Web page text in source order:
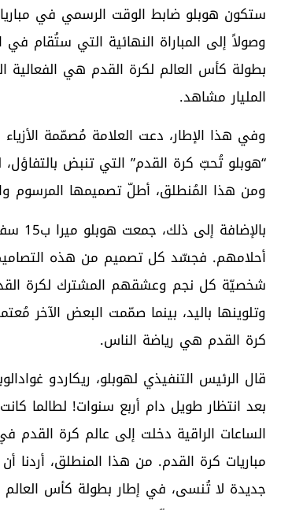
بطولة كأس العالم لكرة القدم هي
المليار مشاهد.
وفي هذا الإطار، دعت العلامة مُصمّمة الأزياء
“هوبلو تُحبّ كرة القدم” التي تنبض
ومن هذا المُنطلق، أطلّ تصميمها المرسوم
أحلامهم. فجسّد كل تصميم من هذه التصاميم
شخصيّة كل نجم وعشقهم المشترك لكرة
وتلوينها باليد، بينما صمّمت البعض الآخر
كرة القدم هي رياضة الناس.
قال الرئيس التنفيذي لهوبلو، ريكاردو
بعد انتظار طويل دام أربع سنوات! لطالما
مباريات كرة القدم. من هذا المنطلق، أردنا
جديدة لا تُنسى، في إطار بطولة كأس